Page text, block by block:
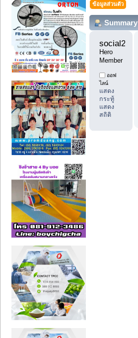
ข้อมูลส่วนตัว
Summary
Hero
Member
ออฟ
ไลน์
แสดง
กระทู้
แสดง
สถิติ